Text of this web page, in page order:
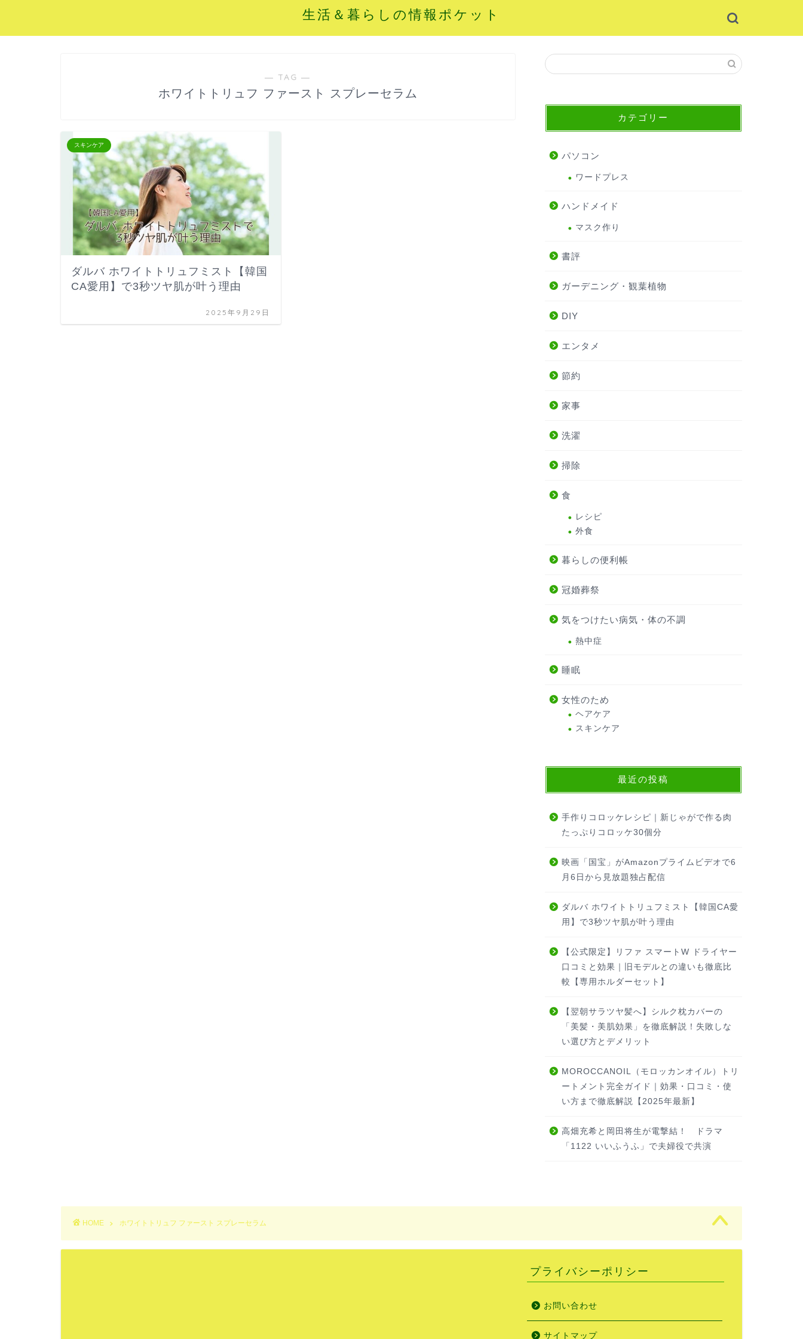
生活＆暮らしの情報ポケット
― TAG ―
ホワイトトリュフ ファースト スプレーセラム
スキンケア
ダルバ ホワイトトリュフミスト【韓国
CA愛用】で3秒ツヤ肌が叶う理由
2025年9月29日
カテゴリー
パソコン
ワードプレス
ハンドメイド
マスク作り
書評
ガーデニング・観葉植物
DIY
エンタメ
節約
家事
洗濯
掃除
食
レシピ
外食
暮らしの便利帳
冠婚葬祭
気をつけたい病気・体の不調
熱中症
睡眠
女性のため
ヘアケア
スキンケア
最近の投稿
手作りコロッケレシピ｜新じゃがで作る肉
たっぷりコロッケ30個分
映画「国宝」がAmazonプライムビデオで6
月6日から見放題独占配信
ダルバ ホワイトトリュフミスト【韓国CA愛
用】で3秒ツヤ肌が叶う理由
【公式限定】リファ スマートW ドライヤー
口コミと効果｜旧モデルとの違いも徹底比
較【専用ホルダーセット】
【翌朝サラツヤ髪へ】シルク枕カバーの
「美髪・美肌効果」を徹底解説！失敗しな
い選び方とデメリット
MOROCCANOIL（モロッカンオイル）トリ
ートメント完全ガイド｜効果・口コミ・使
い方まで徹底解説【2025年最新】
高畑充希と岡田将生が電撃結！ ドラマ
「1122 いいふうふ」で夫婦役で共演
HOME ホワイトトリュフ ファースト スプレーセラム
プライバシーポリシー
お問い合わせ
サイトマップ